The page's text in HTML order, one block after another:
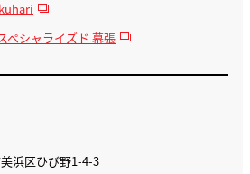
ペシャライズド 幕張
浜区ひび野1-4-3